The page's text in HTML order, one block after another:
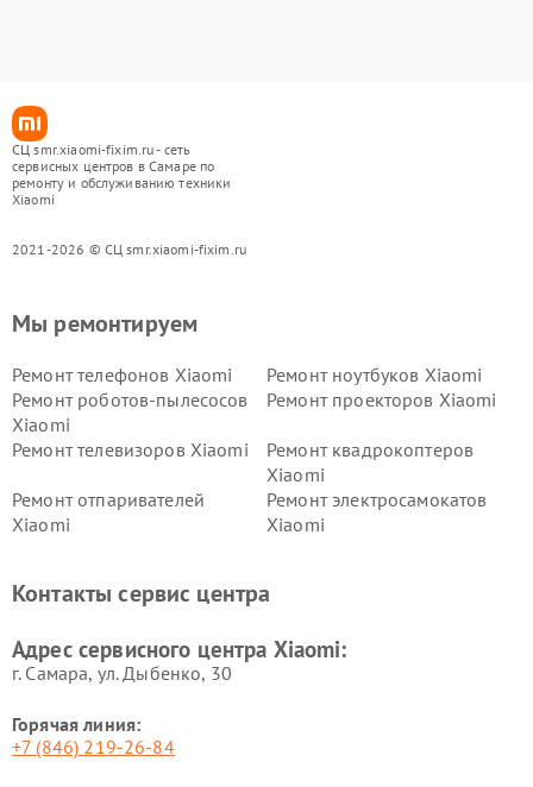
СЦ smr.xiaomi-fixim.ru - сеть
сервисных центров в Самаре по
ремонту и обслуживанию техники
Xiaomi
2021-2026 © СЦ smr.xiaomi-fixim.ru
Мы ремонтируем
Ремонт телефонов Xiaomi
Ремонт ноутбуков Xiaomi
Ремонт роботов-пылесосов
Xiaomi
Ремонт проекторов Xiaomi
Ремонт телевизоров Xiaomi
Ремонт квадрокоптеров
Xiaomi
Ремонт отпаривателей
Xiaomi
Ремонт электросамокатов
Xiaomi
Ремонт стиральных машин
Ремонт смарт-часов Xiaomi
Контакты сервис центра
Адрес сервисного центра Xiaomi:
г. Самара, ул. Дыбенко, 30
Горячая линия:
+7 (846) 219-26-84